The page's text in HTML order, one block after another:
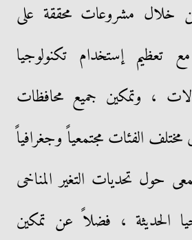
خلال مشروعات محققة على
إستخدام تكنولوجيا
، وتمكين جميع محافظات
الفئات مجتمعياً وجغرافياً
حول تحديات التغير المناخى
الحديثة ، فضلاً عن تمكين